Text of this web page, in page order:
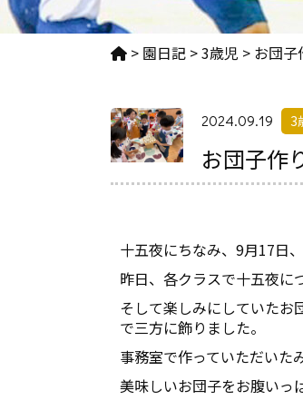
> 園日記 >3歳児 > お団子
2024.09.19 3
お団子作
十五夜にちなみ、9月17日
昨日、各クラスで十五夜に
そして楽しみにしていたお
で三方に飾りました。
事務室で作っていただいた
美味しいお団子をお腹いっ